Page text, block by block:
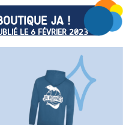
JA !
LE 6 FÉVRIER 2023